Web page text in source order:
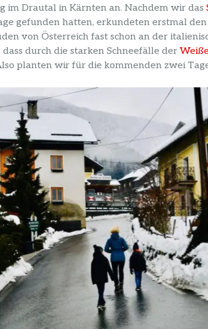
im Drautal in Kärnten an. Nachdem wir das
gefunden hatten, erkundeten erstmal
von Österreich fast schon an der
durch die starken Schneefälle der
planten wir für die kommenden zwei